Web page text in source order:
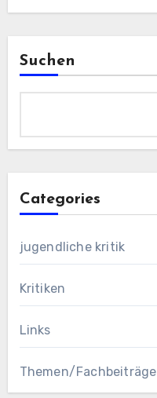
Suchen
Categories
jugendliche kritik
Kritiken
Links
Themen/Fachbeiträge